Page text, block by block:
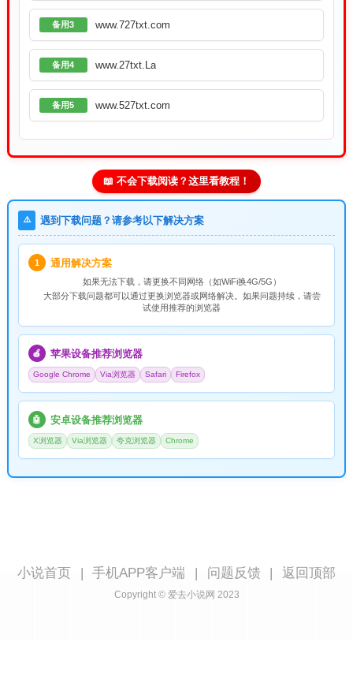
备用3 www.727txt.com
备用4 www.27txt.La
备用5 www.527txt.com
📖 不会下载阅读？这里看教程！
⚠️ 遇到下载问题？请参考以下解决方案
1 通用解决方案
如果无法下载，请更换不同网络（如WiFi换4G/5G）
大部分下载问题都可以通过更换浏览器或网络解决。如果问题持续，请尝
试使用推荐的浏览器
🍎 苹果设备推荐浏览器
Google Chrome Via浏览器 Safari Firefox
🤖 安卓设备推荐浏览器
X浏览器 Via浏览器 夸克浏览器 Chrome
小说首页 手机APP客户端 问题反馈 返回顶部
Copyright © 爱去小说网 2023